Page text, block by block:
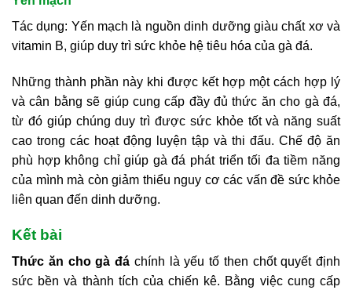
Tác dụng: Yến mạch là nguồn dinh dưỡng giàu chất xơ và
vitamin B, giúp duy trì sức khỏe hệ tiêu hóa của gà đá.
Những thành phần này khi được kết hợp một cách hợp lý
và cân bằng sẽ giúp cung cấp đầy đủ thức ăn cho gà đá,
từ đó giúp chúng duy trì được sức khỏe tốt và năng suất
cao trong các hoạt động luyện tập và thi đấu. Chế độ ăn
phù hợp không chỉ giúp gà đá phát triển tối đa tiềm năng
của mình mà còn giảm thiểu nguy cơ các vấn đề sức khỏe
liên quan đến dinh dưỡng.
Kết bài
Thức ăn cho gà đá chính là yếu tố then chốt quyết định
sức bền và thành tích của chiến kê. Bằng việc cung cấp